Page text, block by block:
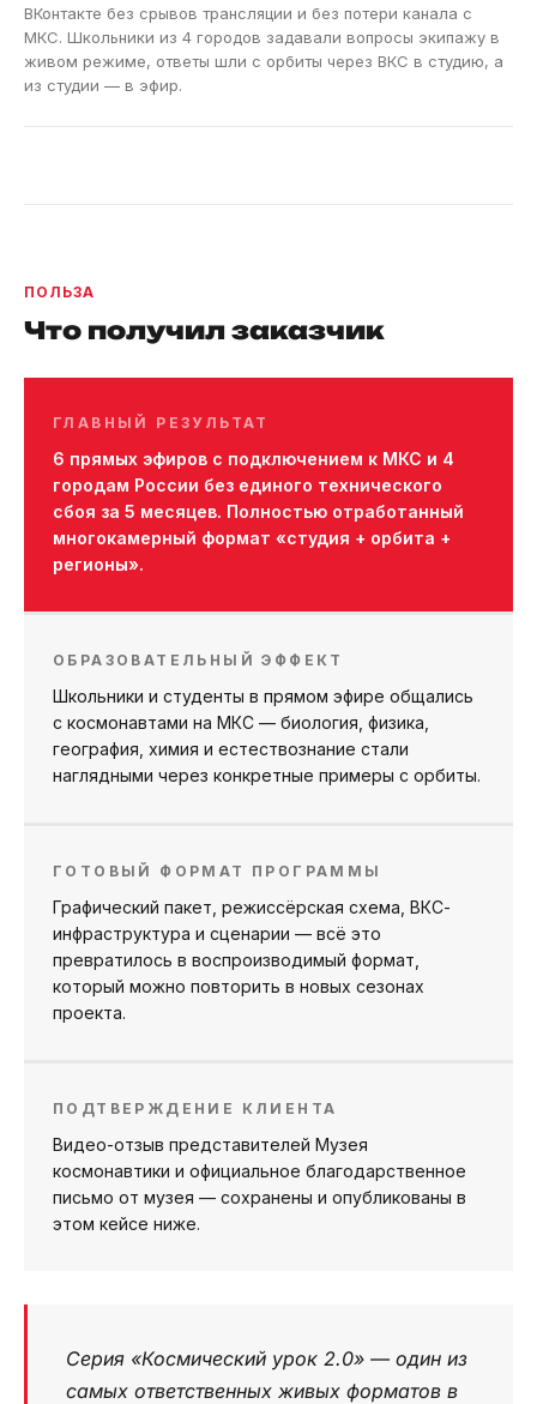
ВКонтакте без срывов трансляции и без потери канала с
МКС. Школьники из 4 городов задавали вопросы экипажу в
живом режиме, ответы шли с орбиты через ВКС в студию, а
из студии — в эфир.
ПОЛЬЗА
Что получил заказчик
ГЛАВНЫЙ РЕЗУЛЬТАТ
6 прямых эфиров с подключением к МКС и 4
городам России без единого технического
сбоя за 5 месяцев. Полностью отработанный
многокамерный формат «студия + орбита +
регионы».
ОБРАЗОВАТЕЛЬНЫЙ ЭФФЕКТ
Школьники и студенты в прямом эфире общались
с космонавтами на МКС — биология, физика,
география, химия и естествознание стали
наглядными через конкретные примеры с орбиты.
ГОТОВЫЙ ФОРМАТ ПРОГРАММЫ
Графический пакет, режиссёрская схема, ВКС-
инфраструктура и сценарии — всё это
превратилось в воспроизводимый формат,
который можно повторить в новых сезонах
проекта.
ПОДТВЕРЖДЕНИЕ КЛИЕНТА
Видео-отзыв представителей Музея
космонавтики и официальное благодарственное
письмо от музея — сохранены и опубликованы в
этом кейсе ниже.
Серия «Космический урок 2.0» — один из
самых ответственных живых форматов в